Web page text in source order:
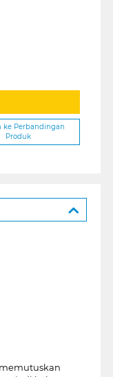
ke Perbandingan
Produk